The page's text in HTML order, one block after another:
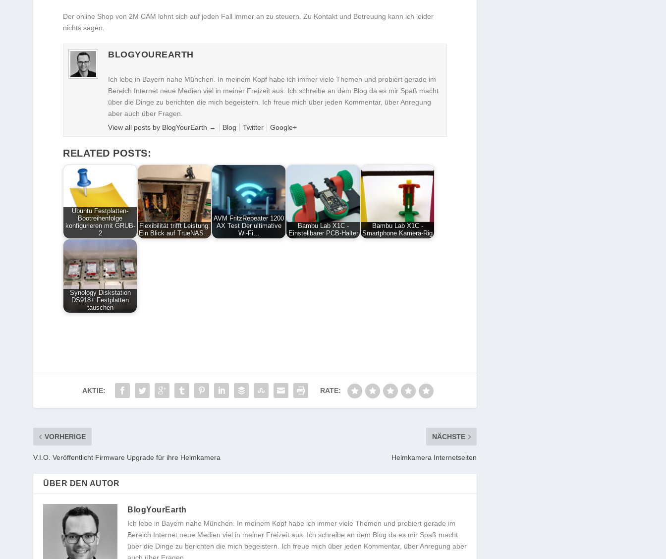
Der online Shop von 2M CAM lohnt sich auf jeden Fall immer an zu steuern. Zu Kontakt und Betreuung kann ich leider
nichts sagen.
BLOGYOUREARTH
Ich lebe in Bayern nahe München. In meinem Kopf habe ich immer viele Themen und probiert gerade im
Bereich Internet neue Medien viel in meiner Freizeit aus. Ich schreibe an dem Blog da es mir Spaß macht
über die Dinge zu berichten die mich begeistern. Ich freue mich über jeden Kommentar, über Anregung
aber auch über Fragen.
View all posts by BlogYourEarth → Blog Twitter Google+
RELATED POSTS:
Ubuntu Festplatten-
Bootreihenfolge
konfigurieren mit GRUB-
2
Flexibilität trifft Leistung:
Ein Blick auf TrueNAS…
AVM FritzRepeater 1200
AX Test Der ultimative
Wi-Fi…
Bambu Lab X1C -
Einstellbarer PCB-Halter
Bambu Lab X1C -
Smartphone Kamera-Rig
Synology Diskstation
DS918+ Festplatten
tauschen
AKTIE: RATE:
VORHERIGE
V.I.O. Veröffentlicht Firmware Upgrade für ihre Helmkamera
NÄCHSTE
Helmkamera Internetseiten
ÜBER DEN AUTOR
BlogYourEarth
Ich lebe in Bayern nahe München. In meinem Kopf habe ich immer viele Themen und probiert gerade im
Bereich Internet neue Medien viel in meiner Freizeit aus. Ich schreibe an dem Blog da es mir Spaß macht
über die Dinge zu berichten die mich begeistern. Ich freue mich über jeden Kommentar, über Anregung aber